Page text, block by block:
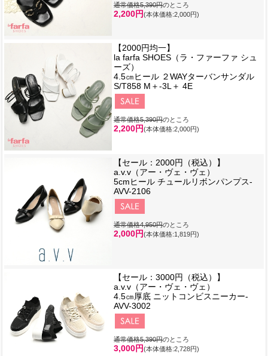
通常価格5,390円のところ
2,200円(本体価格:2,000円)
【2000円均一】
la farfa SHOES（ラ・ファーファ シュ
ーズ）
4.5㎝ヒール ２WAYターバンサンダル
S/T858 M＋-3L＋ 4E
通常価格5,390円のところ
2,200円(本体価格:2,000円)
【セール：2000円（税込）】
a.v.v（アー・ヴェ・ヴェ）
5cmヒール チュールリボンパンプス-
AVV-2106
通常価格4,950円のところ
2,000円(本体価格:1,819円)
【セール：3000円（税込）】
a.v.v（アー・ヴェ・ヴェ）
4.5㎝厚底 ニットコンビスニーカー-
AVV-3002
通常価格5,390円のところ
3,000円(本体価格:2,728円)